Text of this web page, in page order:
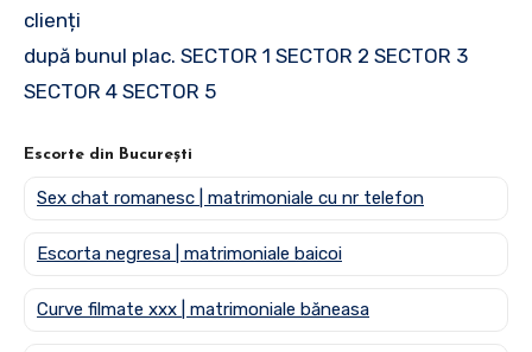
clienți
după bunul plac. SECTOR 1 SECTOR 2 SECTOR 3
SECTOR 4 SECTOR 5
Escorte din București
Sex chat romanesc | matrimoniale cu nr telefon
Escorta negresa | matrimoniale baicoi
Curve filmate xxx | matrimoniale băneasa